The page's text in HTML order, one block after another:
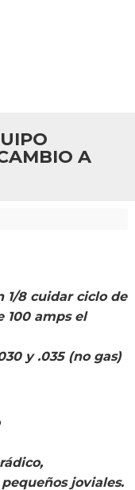
A
1/8 cuidar ciclo de
100 amps el
y .035 (no gas)
joviales.